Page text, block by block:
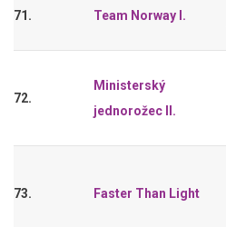
71. Team Norway I.
72.
Ministerský
jednorožec II.
73. Faster Than Light